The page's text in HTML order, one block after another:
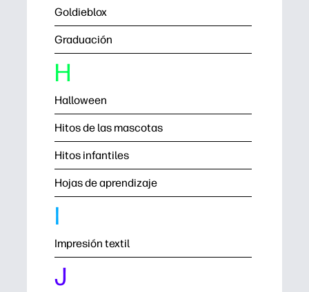
Goldieblox
Graduación
H
Halloween
Hitos de las mascotas
Hitos infantiles
Hojas de aprendizaje
I
Impresión textil
J